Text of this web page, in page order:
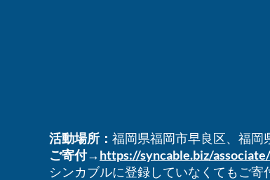
活動場所： 福岡県福岡市早良区、福岡
ご寄付→https://syncable.biz/
シンカブルに登録していなくてもご